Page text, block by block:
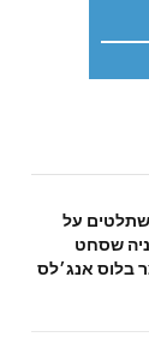
על
שסחט
בלוס אנג׳לס